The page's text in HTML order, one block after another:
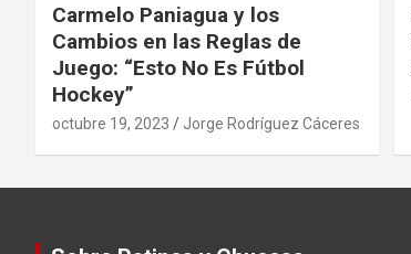
Carmelo Paniagua y los
Cambios en las Reglas de
Juego: “Esto No Es Fútbol
Hockey”
octubre 19, 2023 Jorge Rodríguez Cáceres